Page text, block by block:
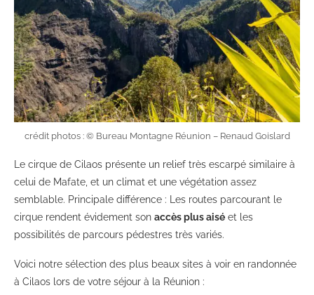
crédit photos : © Bureau Montagne Réunion – Renaud Goislard
Le cirque de Cilaos présente un relief très escarpé similaire à
celui de Mafate, et un climat et une végétation assez
semblable. Principale différence : Les routes parcourant le
cirque rendent évidement son accès plus aisé et les
possibilités de parcours pédestres très variés.
Voici notre sélection des plus beaux sites à voir en randonnée
à Cilaos lors de votre séjour à la Réunion :